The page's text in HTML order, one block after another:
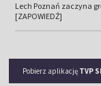
Lech Poznań zaczyna
[ZAPOWIEDŹ]
Pobierz aplikację TVP